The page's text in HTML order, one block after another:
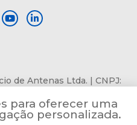
de Antenas Ltda. | CNPJ:
CEP: 87055-405
para oferecer uma
personalizada.